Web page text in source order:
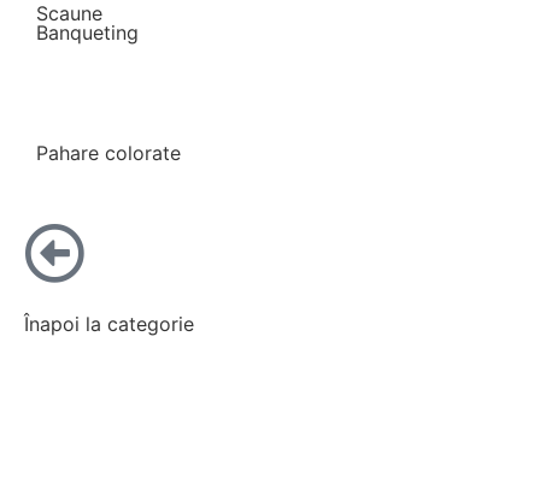
Scaune
Banqueting
Pahare colorate
Înapoi la categorie